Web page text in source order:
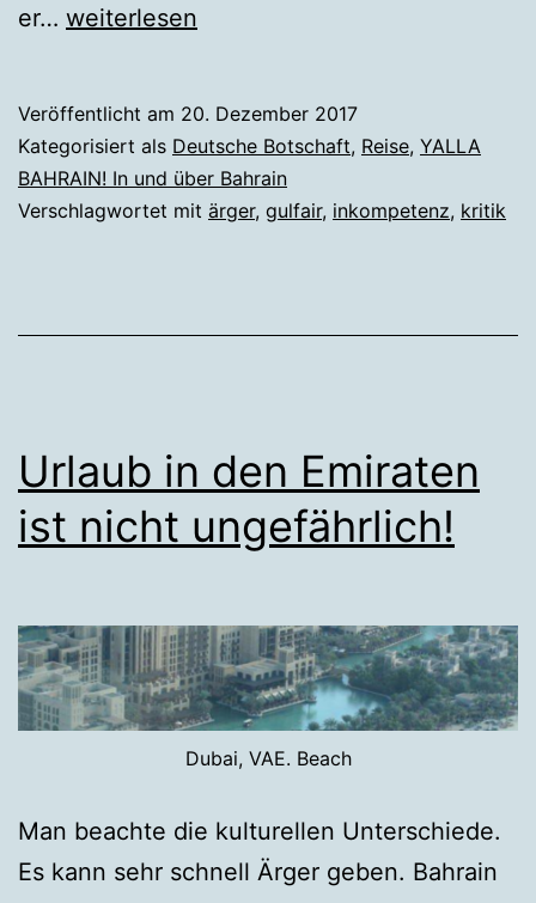
er… Inkompetenz
Gulfair
weiterlesen
Veröffentlicht am 20. Dezember 2017
Kategorisiert als Deutsche Botschaft, Reise, YALLA
BAHRAIN! In und über Bahrain
Verschlagwortet mit ärger, gulfair, inkompetenz, kritik
Urlaub in den Emiraten
ist nicht ungefährlich!
Dubai, VAE. Beach
Man beachte die kulturellen Unterschiede.
Es kann sehr schnell Ärger geben. Bahrain